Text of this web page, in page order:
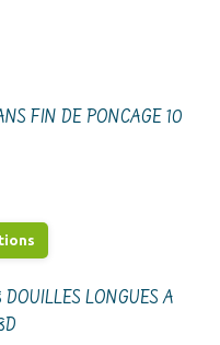
FIN DE PONCAGE 10
a
DOUILLES LONGUES A